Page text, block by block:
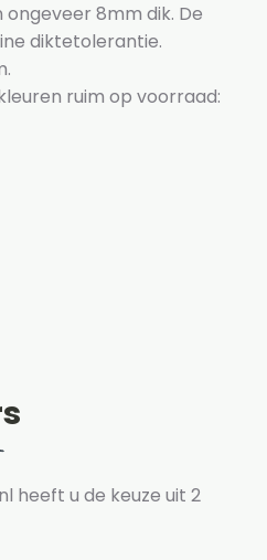
8mm dik. De
diktetolerantie.
ruim op voorraad:
heeft u de keuze uit 2